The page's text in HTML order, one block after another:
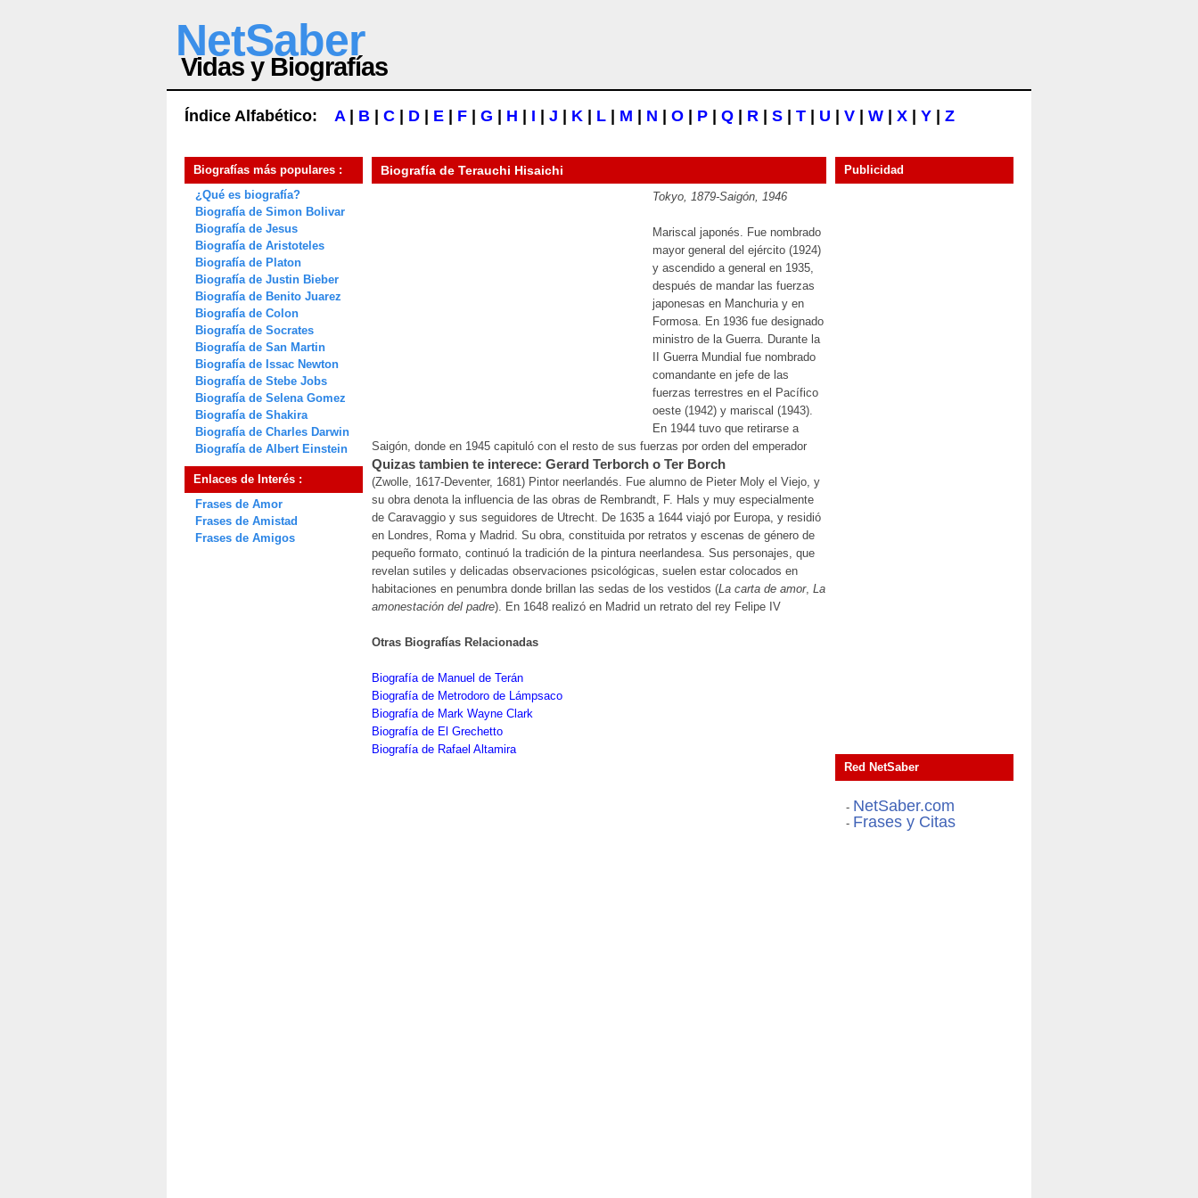
NetSaber
Vidas y Biografías
Índice Alfabético: A| B C D E F G H I J K L M N O P Q R S T U V W X Y Z
Biografías más populares :
¿Qué es biografía?
Biografía de Simon Bolivar
Biografía de Jesus
Biografía de Aristoteles
Biografía de Platon
Biografía de Justin Bieber
Biografía de Benito Juarez
Biografía de Colon
Biografía de Socrates
Biografía de San Martin
Biografía de Issac Newton
Biografía de Stebe Jobs
Biografía de Selena Gomez
Biografía de Shakira
Biografía de Charles Darwin
Biografía de Albert Einstein
Enlaces de Interés :
Frases de Amor
Frases de Amistad
Frases de Amigos
Biografía de Terauchi Hisaichi
Tokyo, 1879-Saigón, 1946
Mariscal japonés. Fue nombrado
mayor general del ejército (1924)
y ascendido a general en 1935,
después de mandar las fuerzas
japonesas en Manchuria y en
Formosa. En 1936 fue designado
ministro de la Guerra. Durante la
II Guerra Mundial fue nombrado
comandante en jefe de las
fuerzas terrestres en el Pacífico
oeste (1942) y mariscal (1943).
En 1944 tuvo que retirarse a
Saigón, donde en 1945 capituló con el resto de sus fuerzas por orden del emperador
Quizas tambien te interece: Gerard Terborch o Ter Borch
(Zwolle, 1617-Deventer, 1681) Pintor neerlandés. Fue alumno de Pieter Moly el Viejo, y
su obra denota la influencia de las obras de Rembrandt, F. Hals y muy especialmente
de Caravaggio y sus seguidores de Utrecht. De 1635 a 1644 viajó por Europa, y residió
en Londres, Roma y Madrid. Su obra, constituida por retratos y escenas de género de
pequeño formato, continuó la tradición de la pintura neerlandesa. Sus personajes, que
revelan sutiles y delicadas observaciones psicológicas, suelen estar colocados en
habitaciones en penumbra donde brillan las sedas de los vestidos (La carta de amor, La
amonestación del padre). En 1648 realizó en Madrid un retrato del rey Felipe IV
Otras Biografías Relacionadas
Biografía de Manuel de Terán
Biografía de Metrodoro de Lámpsaco
Biografía de Mark Wayne Clark
Biografía de El Grechetto
Biografía de Rafael Altamira
Publicidad
Red NetSaber
- NetSaber.com
- Frases y Citas